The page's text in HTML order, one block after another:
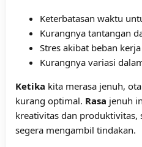
Keterbatasan waktu
Kurangnya tantangan
Stres akibat beban
Kurangnya variasi
Ketika kita merasa jenuh,
kurang optimal. Rasa jenuh
kreativitas dan
segera mengambil tindakan.